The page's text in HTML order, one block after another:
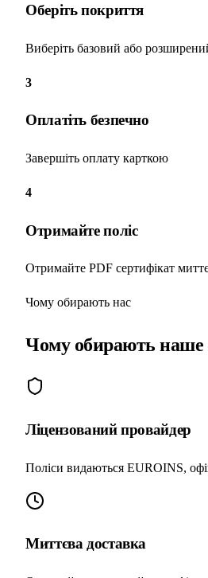
Оберіть покриття
Виберіть базовий або
3
Оплатіть безпечно
Завершіть оплату карткою
4
Отримайте поліс
Отримайте PDF сертифікат
Чому обирають нас
Чому обираютьнаше
Ліцензований провайдер
Поліси видаються EUROINS,
Миттєва доставка